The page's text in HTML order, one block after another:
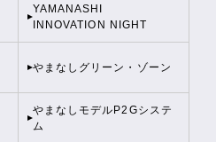
YAMANASHI
INNOVATION NIGHT
やまなしグリーン・ゾーン
やまなしモデルP2Gシステ
ム